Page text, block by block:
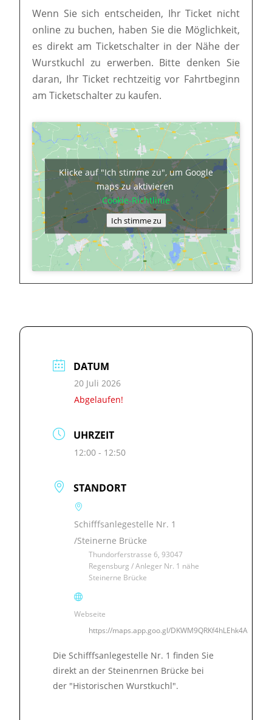
Wenn Sie sich entscheiden, Ihr Ticket nicht
online zu buchen, haben Sie die Möglichkeit,
es direkt am Ticketschalter in der Nähe der
Wurstkuchl zu erwerben. Bitte denken Sie
daran, Ihr Ticket rechtzeitig vor Fahrtbeginn
am Ticketschalter zu kaufen.
Klicke auf "Ich stimme zu", um Google
maps zu aktivieren
Cookie-Richtlinie
Ich stimme zu
DATUM
20 Juli 2026
Abgelaufen!
UHRZEIT
12:00 - 12:50
STANDORT
Schifffsanlegestelle Nr. 1
/Steinerne Brücke
Thundorferstrasse 6, 93047
Regensburg / Anleger Nr. 1 nähe
Steinerne Brücke
Webseite
https://maps.app.goo.gl/DKWM9QRKf4hLEhk4A
Die Schifffsanlegestelle Nr. 1 finden Sie
direkt an der Steinenrnen Brücke bei
der "Historischen Wurstkuchl".